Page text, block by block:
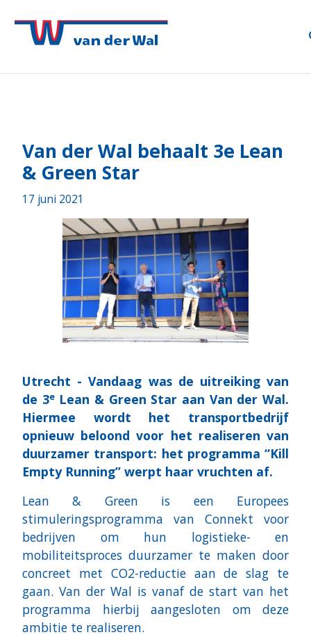
Van der Wal behaalt 3e Lean
& Green Star
17 juni 2021
Utrecht - Vandaag was de uitreiking van
de 3eLean & Green Star aan Van der Wal.
Hiermee wordt het transportbedrijf
opnieuw beloond voor het realiseren van
duurzamer transport: het programma “Kill
Empty Running” werpt haar vruchten af.
Lean & Green is een Europees
stimuleringsprogramma van Connekt voor
bedrijven om hun logistieke- en
mobiliteitsproces duurzamer te maken door
concreet met CO2-reductie aan de slag te
gaan. Van der Wal is vanaf de start van het
programma hierbij aangesloten om deze
ambitie te realiseren.